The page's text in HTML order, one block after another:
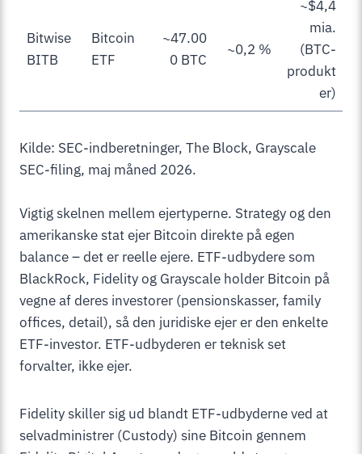
Bitwise
BITB
Bitcoin
ETF
~47.00
0 BTC
~0,2 %
~$4,4
mia.
(BTC-
produkt
er)
Kilde: SEC-indberetninger, The Block, Grayscale
SEC-filing, maj måned 2026.
Vigtig skelnen mellem ejertyperne. Strategy og den
amerikanske stat ejer Bitcoin direkte på egen
balance – det er reelle ejere. ETF-udbydere som
BlackRock, Fidelity og Grayscale holder Bitcoin på
vegne af deres investorer (pensionskasser, family
offices, detail), så den juridiske ejer er den enkelte
ETF-investor. ETF-udbyderen er teknisk set
forvalter, ikke ejer.
Fidelity skiller sig ud blandt ETF-udbyderne ved at
selvadministrer (Custody) sine Bitcoin gennem